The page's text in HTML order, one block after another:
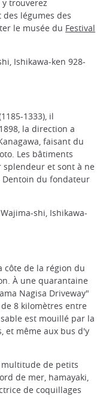
trouverez
légumes des
le musée du Festival
Ishikawa-ken 928-
1333), il
la direction a
faisant du
Les bâtiments
et sont à ne
Dentoin du fondateur
shi, Ishikawa-
côte de la région du
À une quarantaine
Nagisa Driveway"
8 kilomètres entre
est mouillé par la
et même aux bus d'y
multitude de petits
de mer, hamayaki,
de coquillages